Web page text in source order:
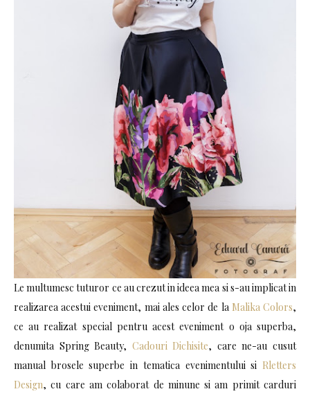
Le multumesc tuturor ce au crezut in ideea mea si s-au implicat in
realizarea acestui eveniment, mai ales celor de la Malika Colors,
ce au realizat special pentru acest eveniment o oja superba,
denumita Spring Beauty, Cadouri Dichisite, care ne-au cusut
manual brosele superbe in tematica evenimentului si Rletters
Design, cu care am colaborat de minune si am primit carduri